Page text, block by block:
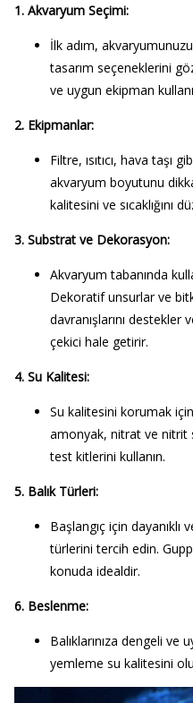
1. Akvaryum Seçimi:
İlk adım,
tasarım seçeneklerini
ve uygun ekipman
2. Ekipmanlar:
Filtre, ısıtıcı, hava taşı
akvaryum boyutunu
kalitesini ve sıcaklığını
3. Substrat ve Dekorasyon:
Akvaryum tabanında
Dekoratif unsurlar ve
davranışlarını
çekici hale getirir.
4. Su Kalitesi:
Su kalitesini korumak
amonyak, nitrat ve nitrit
test kitlerini kullanın.
5. Balık Türleri:
Başlangıç için dayanıklı
türlerini tercih edin.
konuda idealdir.
6. Beslenme:
Balıklarınıza dengeli ve
yemleme su kalitesini